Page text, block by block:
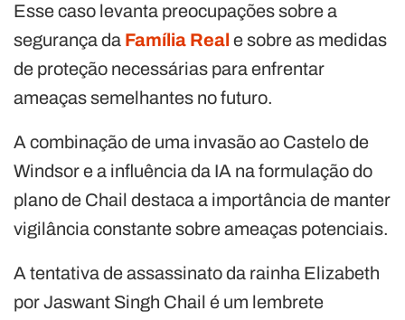
Esse caso levanta preocupações sobre a
segurança da Família Real e sobre as medidas
de proteção necessárias para enfrentar
ameaças semelhantes no futuro.
A combinação de uma invasão ao Castelo de
Windsor e a influência da IA na formulação do
plano de Chail destaca a importância de manter
vigilância constante sobre ameaças potenciais.
A tentativa de assassinato da rainha Elizabeth
por Jaswant Singh Chail é um lembrete